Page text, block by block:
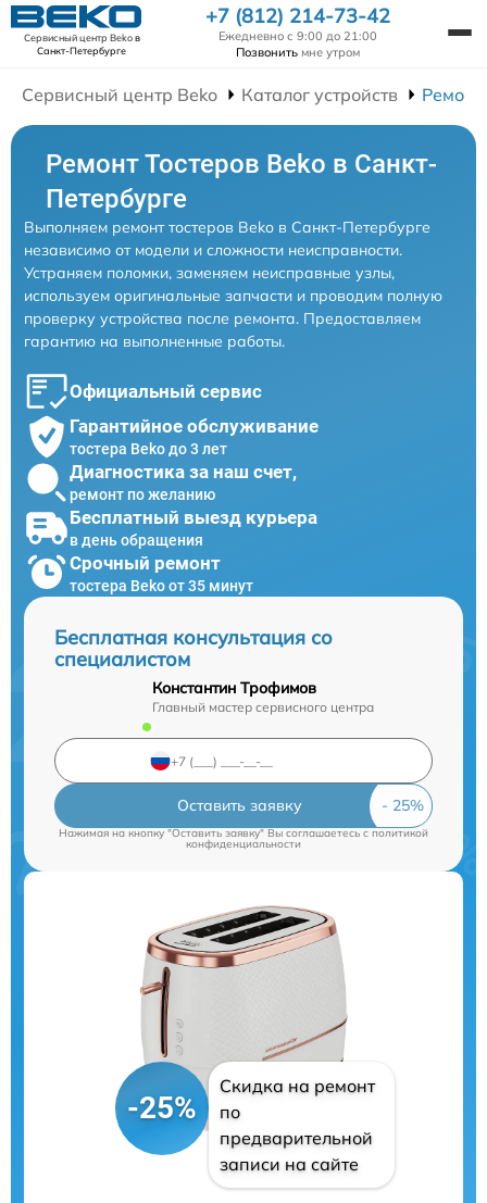
Сервисный центр Bekoв
Санкт-Петербурге
+7 (812) 214-73-42
Ежедневно с 9:00 до 21:00
Позвонить мне утром
Сервисный центр Beko Каталог устройств Ремонт
Ремонт Тостеров Beko в Санкт-
Петербурге
Выполняем ремонт тостеров Beko в Санкт-Петербурге
независимо от модели и сложности неисправности.
Устраняем поломки, заменяем неисправные узлы,
используем оригинальные запчасти и проводим полную
проверку устройства после ремонта. Предоставляем
гарантию на выполненные работы.
Официальный сервис
Гарантийное обслуживание
тостера Beko до 3 лет
Диагностика за наш счет,
ремонт по желанию
Бесплатный выезд курьера
в день обращения
Срочный ремонт
тостера Beko от 35 минут
Бесплатная консультация со
специалистом
Константин Трофимов
Главный мастер сервисного центра
Оставить заявку
Нажимая на кнопку "Оставить заявку" Вы соглашаетесь cполитикой
конфиденциальности
-25%
Скидка на ремонт
по
предварительной
записи на сайте